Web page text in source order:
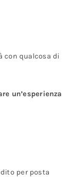
con qualcosa di
un’esperienza
per posta